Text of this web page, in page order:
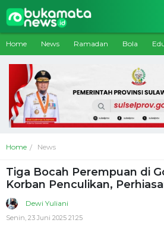
Home News Ramadan Bola
Home News
Tiga Bocah Perempuan di
Korban Penculikan,
Dewi Yuliani
Senin, 23 Juni 2025 21:25